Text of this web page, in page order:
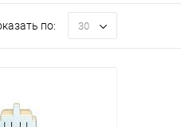
по: 30